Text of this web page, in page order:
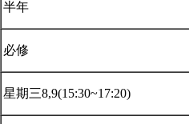
半年
必修
星期三8,9(15:30~17:20)